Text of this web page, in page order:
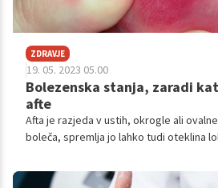
ZDRAVJE
19. 05. 2023 05.00
Bolezenska stanja, zaradi
afte
Afta je razjeda v ustih, okrogle ali
boleča, spremlja jo lahko tudi oteklina